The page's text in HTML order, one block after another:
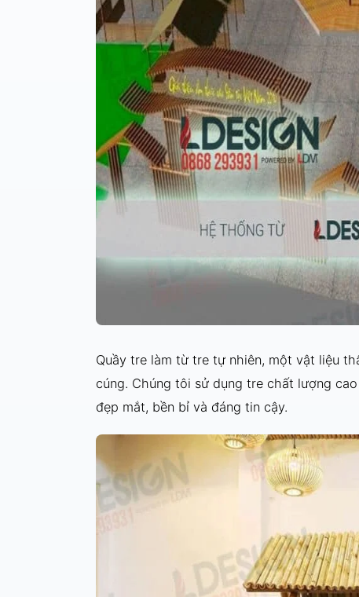
Quầy tre làm từ tre tự nhiên, một vật liệu
cúng. Chúng tôi sử dụng tre chất lượng
đẹp mắt, bền bỉ và đáng tin cậy.